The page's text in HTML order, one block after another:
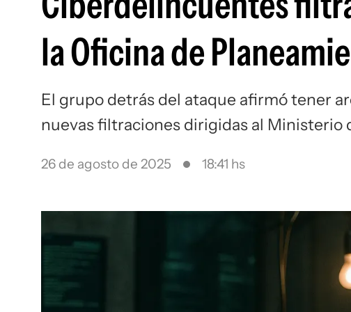
la Oficina de
El grupo detrás del ataque afirmó tener
nuevas filtraciones dirigidas al Ministerio
26 de agosto de 2025 18:41 hs